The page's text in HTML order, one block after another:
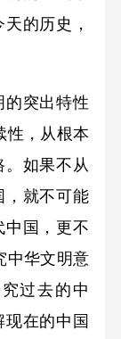
的历史，
突出特性
性，从根本
。如果不从
，就不可能
国，更不
中华文明意
过去的中
在的中国